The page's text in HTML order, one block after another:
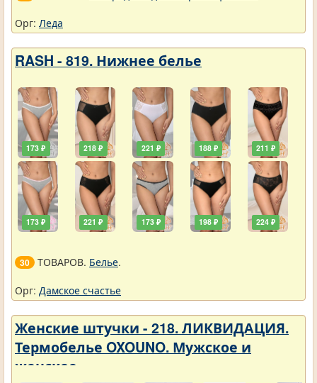
Орг: Леда
RASH - 819. Нижнее белье
173 ₽
173 ₽
218 ₽
221 ₽
221 ₽
173 ₽
188 ₽
198 ₽
211 ₽
224 ₽
30 ТОВАРОВ. Белье.
Орг: Дамское счастье
Женские штучки - 218. ЛИКВИДАЦИЯ.
Термобелье OXOUNO. Мужское и
женское